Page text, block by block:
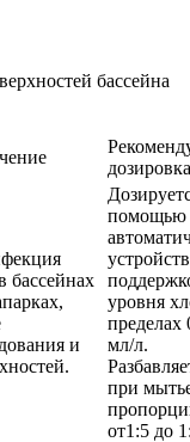
бассейна
дозировка
бассейнах
и
помощью
уровня
пределах
мл/л.
при
от1:5 до